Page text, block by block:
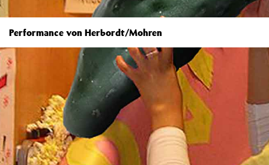
Performance von Herbordt/Mohren